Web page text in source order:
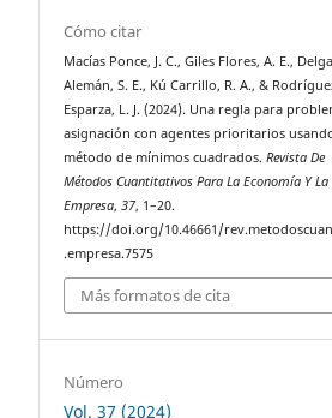
Cómo citar
Macías Ponce, J. C., Giles Flores, A. E.,
Alemán, S. E., Kú Carrillo, R. A., &
Esparza, L. J. (2024). Una regla para
asignación con agentes prioritarios
método de mínimos cuadrados.Revista De
Métodos Cuantitativos Para La Economía Y La
Empresa,37, 1–20.
https://doi.org/10.46661/
.empresa.7575
Más formatos de cita
Número
Vol. 37 (2024)